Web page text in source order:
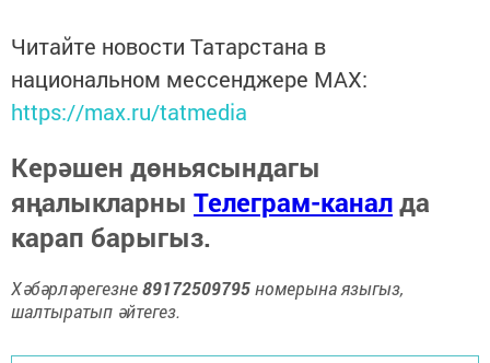
Читайте новости Татарстана в
национальном мессенджере MАХ:
https://max.ru/tatmedia
Керәшен дөньясындагы
яңалыкларны Телеграм-каналда
карап барыгыз.
Хәбәрләрегезне89172509795номерына языгыз,
шалтыратып әйтегез.